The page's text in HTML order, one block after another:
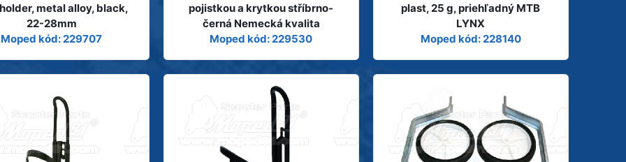
metal alloy, black,
22-28mm
Moped kód: 229707
pojistkou a krytkou stříbrno-
černá Nemecká kvalita
Moped kód: 229530
plast, 25 g, priehľadný MTB
LYNX
Moped kód: 228140